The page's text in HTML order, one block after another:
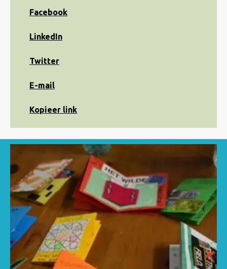
Share
Facebook
Facebook
Share
LinkedIn
LinkedIn
Share
Twitter
Twitter
Share
e-
E-mail
Kopiëren
Kopieer link